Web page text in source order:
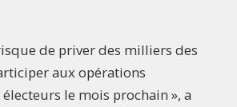
de priver des milliers des
aux opérations
le mois prochain », a